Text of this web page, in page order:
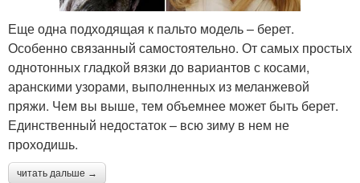
Еще одна подходящая к пальто модель – берет.
Особенно связанный самостоятельно. От самых простых
однотонных гладкой вязки до вариантов с косами,
аранскими узорами, выполненных из меланжевой
пряжи. Чем вы выше, тем объемнее может быть берет.
Единственный недостаток – всю зиму в нем не
проходишь.
читать дальше →